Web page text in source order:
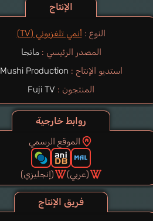
الإنتاج
النوع :أنمي تلفزيوني (TV)
المصدر الرئيسي : مانجا
استديو الإنتاج : Mushi Production
المنتجون :
روابط خارجية
الموقع الرسمي
(عربي) (إنجليزي)
فريق الإنتاج